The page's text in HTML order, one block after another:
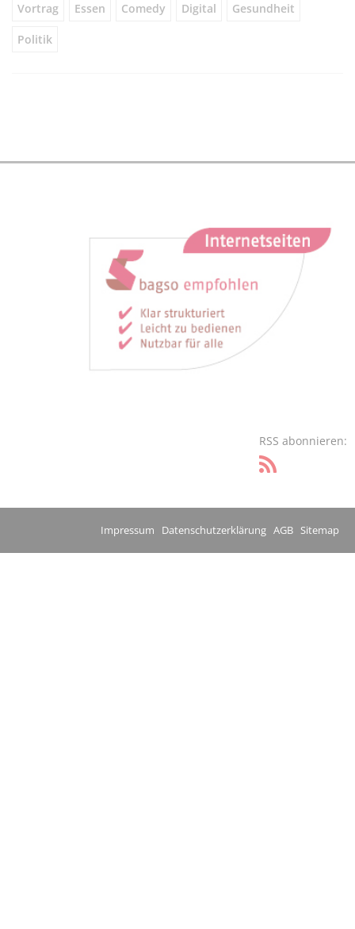
Vortrag Essen Comedy Digital Gesundheit
Politik
RSS abonnieren:
Impressum Datenschutzerklärung AGB Sitemap